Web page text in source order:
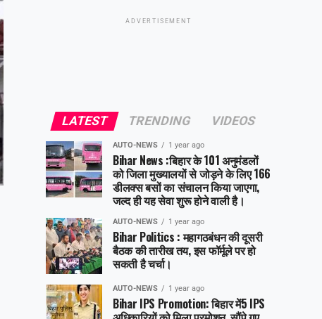
ADVERTISEMENT
LATEST TRENDING VIDEOS
AUTO-NEWS 1 year ago
Bihar News :बिहार के 101 अनुमंडलों
को जिला मुख्यालयों से जोड़ने के लिए 166
डीलक्स बसों का संचालन किया जाएगा,
जल्द ही यह सेवा शुरू होने वाली है।
AUTO-NEWS 1 year ago
Bihar Politics : महागठबंधन की दूसरी
बैठक की तारीख तय, इस फॉर्मूले पर हो
सकती है चर्चा।
AUTO-NEWS 1 year ago
Bihar IPS Promotion: बिहार में5 IPS